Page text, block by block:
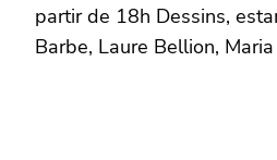
partir de 18h Dessins,
Barbe, Laure Bellion,